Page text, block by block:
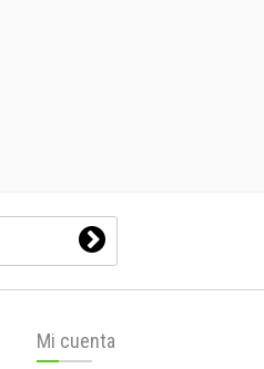
Mi cuenta